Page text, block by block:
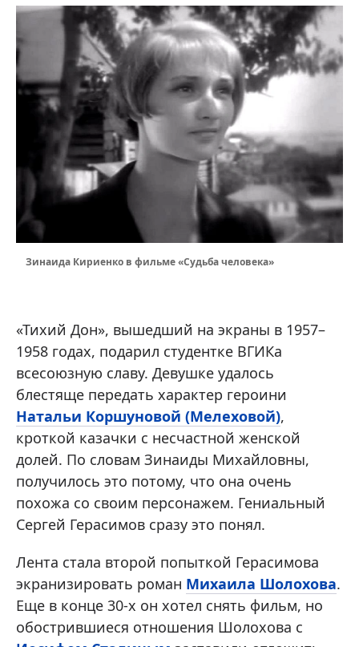
Зинаида Кириенко в фильме «Судьба человека»
«Тихий Дон», вышедший на экраны в 1957–
1958 годах, подарил студентке ВГИКа
всесоюзную славу. Девушке удалось
блестяще передать характер героини
Натальи Коршуновой (Мелеховой),
кроткой казачки с несчастной женской
долей. По словам Зинаиды Михайловны,
получилось это потому, что она очень
похожа со своим персонажем. Гениальный
Сергей Герасимов сразу это понял.
Лента стала второй попыткой Герасимова
экранизировать роман Михаила Шолохова.
Еще в конце 30-х он хотел снять фильм, но
обострившиеся отношения Шолохова с